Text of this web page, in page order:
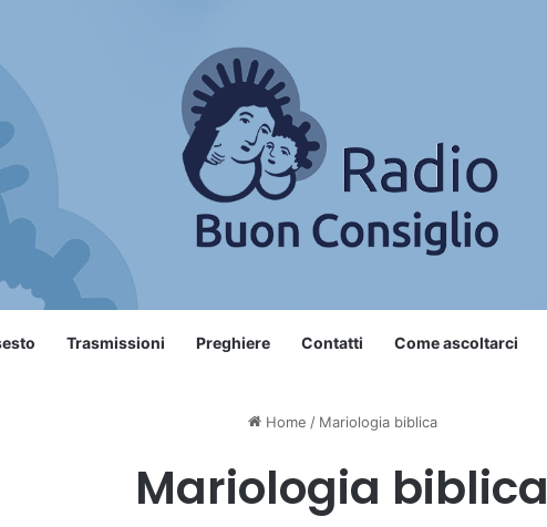
Trasmissioni Preghiere Contatti Come ascoltarci
Home / Mariologia biblica
Mariologia biblica